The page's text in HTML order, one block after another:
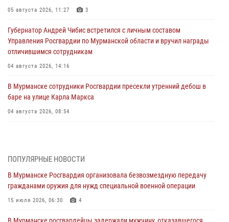
05 августа 2026, 11:27 3
Губернатор Андрей Чибис встретился с личным составом
Управления Росгвардии по Мурманской области и вручил награды
отличившимся сотрудникам
04 августа 2026, 14:16
В Мурманске сотрудники Росгвардии пресекли утренний дебош в
баре на улице Карла Маркса
04 августа 2026, 08:54
03 августа 2026, 12:23 4
Сотрудники вневедомственной охраны Росгвардии пресекли
хулиганские действия дебошира на автозаправочной станции
города Кандалакши
ПОПУЛЯРНЫЕ НОВОСТИ
В Мурманске Росгвардия организовала безвозмездную передачу
гражданами оружия для нужд специальной военной операции
15 июля 2026, 06:30 4
В Мурманске росгвардейцы задержали мужчину, отказавшегося